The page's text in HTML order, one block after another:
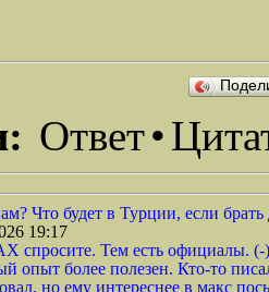
Ответ•
Что будет в Турции, если
19:17
спросите. Тем есть официалы. (-)
опыт более полезен. Кто-то
но ему интереснее в макс